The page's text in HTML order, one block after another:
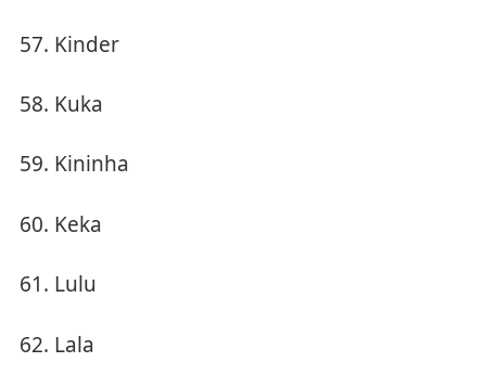
Kinder
Kuka
Kininha
Keka
Lulu
Lala